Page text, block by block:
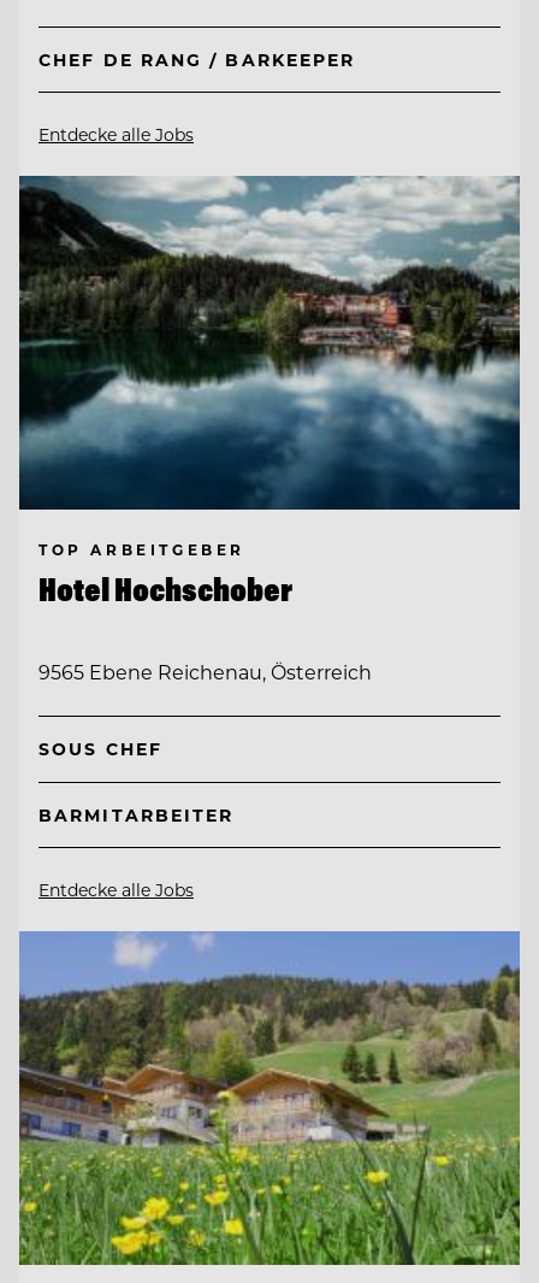
CHEF DE RANG / BARKEEPER
Entdecke alle Jobs
TOP ARBEITGEBER
Hotel Hochschober
9565 Ebene Reichenau, Österreich
SOUS CHEF
BARMITARBEITER
Entdecke alle Jobs